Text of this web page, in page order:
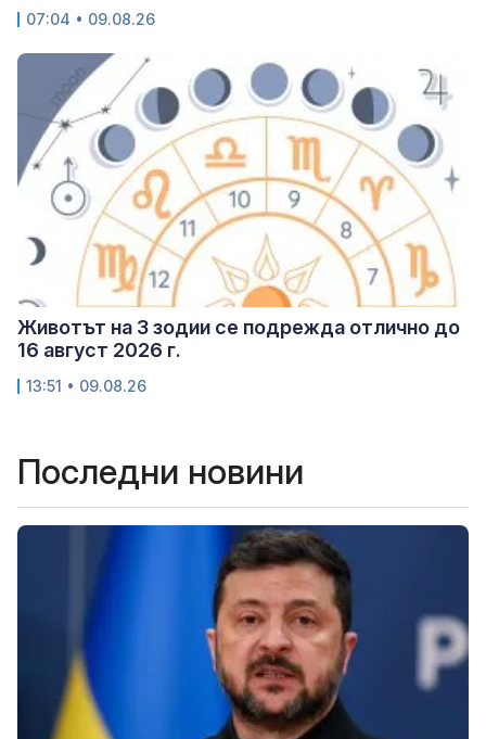
07:04 • 09.08.26
Животът на 3 зодии се подрежда отлично до
16 август 2026 г.
13:51 • 09.08.26
Последни новини